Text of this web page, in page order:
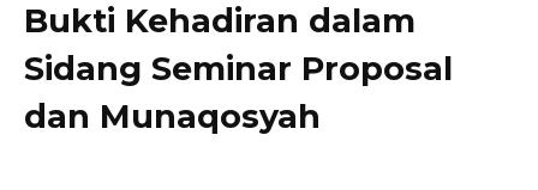
Bukti Kehadiran dalam
Sidang Seminar Proposal
dan Munaqosyah